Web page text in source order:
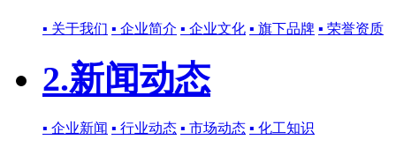
▪ 关于我们 ▪ 企业简介 ▪ 企业文化 ▪ 旗下品牌 ▪ 荣誉资质
2.新闻动态
▪ 企业新闻 ▪ 行业动态 ▪ 市场动态 ▪ 化工知识